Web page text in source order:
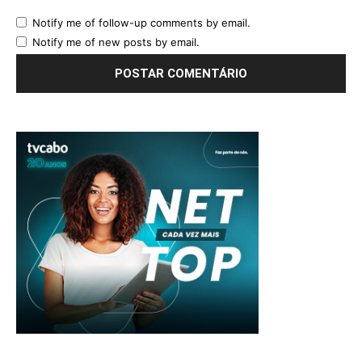
Notify me of follow-up comments by email.
Notify me of new posts by email.